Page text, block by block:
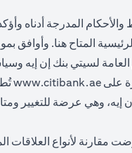
المدرجة أدناه
المتاح هناa new tab
. وأوافق
لسيتي بنك إن إيه
على www.citibank.ae
إيه، وهي عرضة للتغيير
مقارنة لأنواع العلاقات